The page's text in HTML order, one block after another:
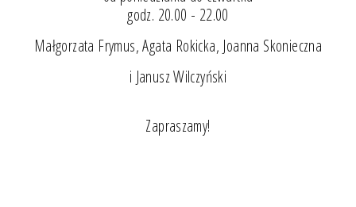
godz. 20.00 - 22.00
Małgorzata Frymus, Agata Rokicka, Joanna Skonieczna
i Janusz Wilczyński
Zapraszamy!